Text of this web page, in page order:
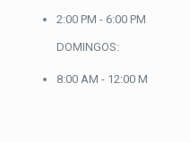
2:00 PM - 6:00 PM
DOMINGOS:
8:00 AM - 12:00 M